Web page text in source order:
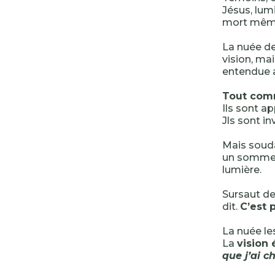
Jésus,
mort
La nuée
vision,
entendue
Tout
Ils sont
Jls sont
Mais
un
lumière.
Sursaut
dit. C’est
La nuée
La vision
que j’ai